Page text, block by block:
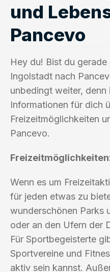
und
Pancevo
Hey du! Bist du
Ingolstadt nach
unbedingt weiter, denn
Informationen für dich
Freizeitmöglichkeiten
Pancevo.
Wenn es um
für jeden etwas zu
wunderschönen Parks
oder an den Ufern der
Für Sportbegeisterte
Sportvereine und
aktiv sein kannst.